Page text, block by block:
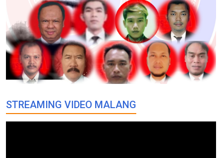
STREAMING VIDEO MALANG